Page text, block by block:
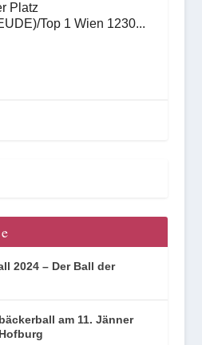
Platz
Top 1 Wien 1230...
2024 – Der Ball der
am 11. Jänner